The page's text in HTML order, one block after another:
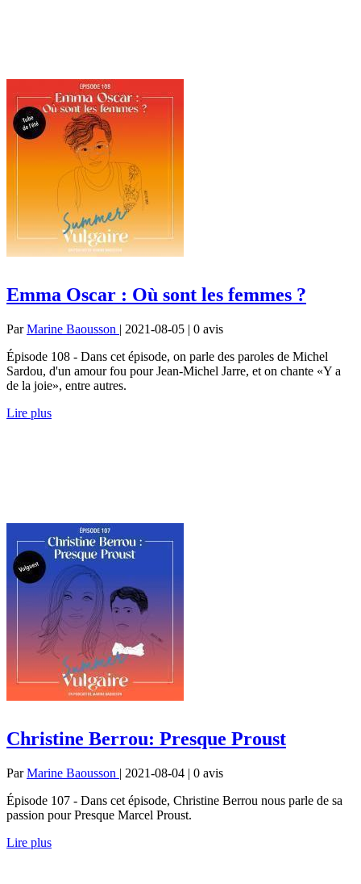
Emma Oscar : Où sont les femmes ?
ParMarine Baousson | 2021-08-05 | 0 avis
Épisode 108 - Dans cet épisode, on parle des paroles de Michel
Sardou, d'un amour fou pour Jean-Michel Jarre, et on chante «Y a
de la joie», entre autres.
Lire plus
Christine Berrou: Presque Proust
ParMarine Baousson | 2021-08-04 | 0 avis
Épisode 107 - Dans cet épisode, Christine Berrou nous parle de sa
passion pour Presque Marcel Proust.
Lire plus